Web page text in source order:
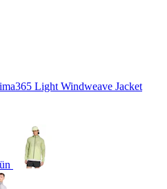
Light Windweave Jacket